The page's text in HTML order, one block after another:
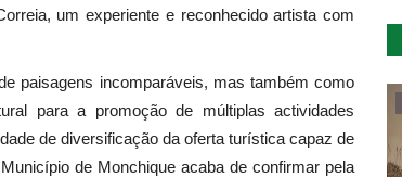
um experiente e reconhecido artista com
paisagens incomparáveis, mas também como
para a promoção de múltiplas actividades
de diversificação da oferta turística capaz de
de Monchique acaba de confirmar pela
Cultura